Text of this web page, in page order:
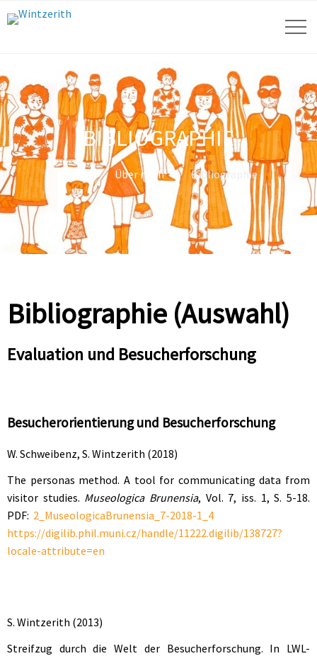
BIBLIOGRAPHIE
Home Über mich Bibliographie
Bibliographie (Auswahl)
Evaluation und Besucherforschung
Besucherorientierung und Besucherforschung
W. Schweibenz, S. Wintzerith (2018)
The personas method. A tool for communicating data from
visitor studies. Museologica Brunensia, Vol. 7, iss. 1, S. 5-18.
PDF: 2_MuseologicaBrunensia_7-2018-1_4
https://digilib.phil.muni.cz/handle/11222.digilib/138727?
locale-attribute=en
S. Wintzerith (2013)
Streifzug durch die Welt der Besucherforschung. In LWL-